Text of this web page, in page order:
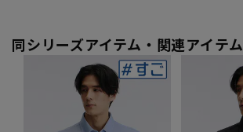
同シリーズアイテム・関連アイテム